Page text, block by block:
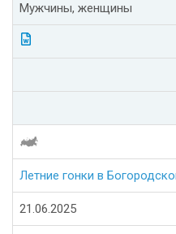
Мужчины, женщины
Летние гонки в
21.06.2025